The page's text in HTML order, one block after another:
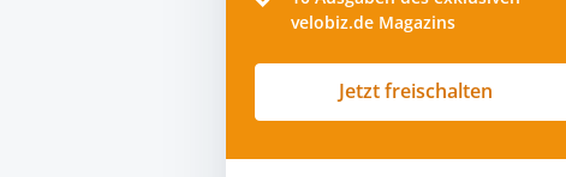
velobiz.de Magazins
Jetzt freischalten